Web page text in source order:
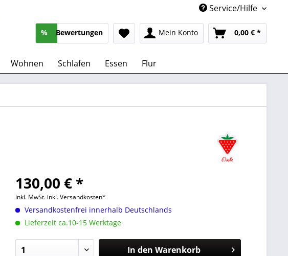
Service/Hilfe
% Bewertungen Mein Konto 0,00 € *
Wohnen Schlafen Essen Flur
130,00 € *
inkl. MwSt. inkl. Versandkosten*
Versandkostenfrei innerhalb Deutschlands
Lieferzeit ca.10-15 Werktage
In den Warenkorb